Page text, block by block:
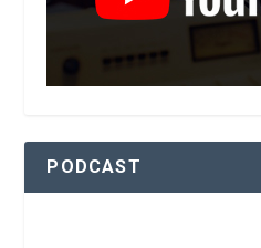
PODCAST